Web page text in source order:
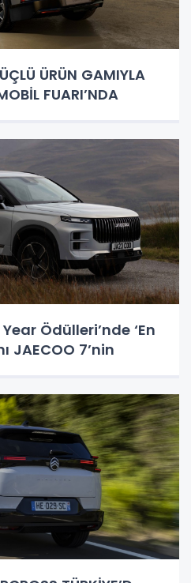
ÜRÜN GAMIYLA
FUARI’NDA
Ödülleri’nde ‘En
JAECOO 7’nin